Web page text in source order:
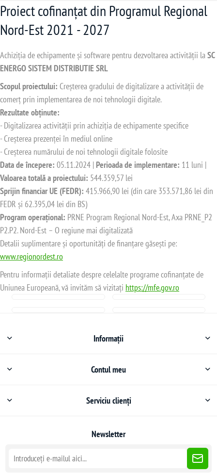
Proiect cofinanțat din Programul Regional
Nord-Est 2021 - 2027
Achiziția de echipamente și software pentru dezvoltarea activității la SC
ENERGO SISTEM DISTRIBUTIE SRL
Scopul proiectului: Creșterea gradului de digitalizare a activității de
comerț prin implementarea de noi tehnologii digitale.
Rezultate obținute:
- Digitalizarea activității prin achiziția de echipamente specifice
- Creșterea prezenței în mediul online
- Creșterea numărului de noi tehnologii digitale folosite
Data de începere: 05.11.2024 | Perioada de implementare: 11 luni |
Valoarea totală a proiectului: 544.359,57 lei
Sprijin financiar UE (FEDR): 415.966,90 lei (din care 353.571,86 lei din
FEDR și 62.395,04 lei din BS)
Program operațional: PRNE Program Regional Nord-Est, Axa PRNE_P2
P2.P2. Nord-Est – O regiune mai digitalizată
Detalii suplimentare și oportunități de finanțare găsești pe:
www.regionordest.ro
Pentru informații detaliate despre celelalte programe cofinanțate de
Uniunea Europeană, vă invităm să vizitați https://mfe.gov.ro
Informații
Contul meu
Serviciu clienți
Newsletter